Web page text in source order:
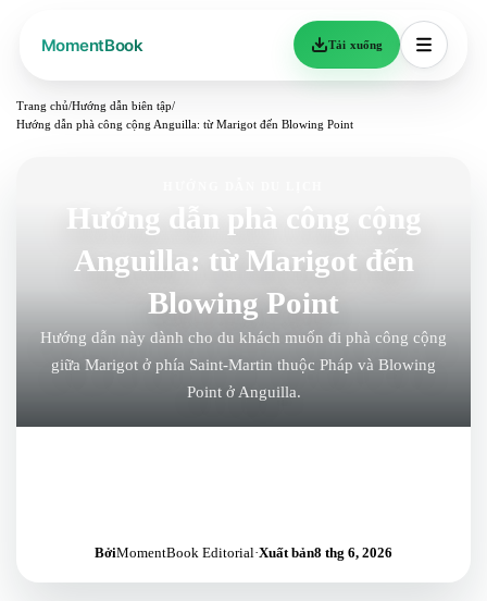
Tải xuống
Trang chủ/Hướng dẫn biên tập/
Hướng dẫn phà công cộng Anguilla: từ Marigot đến Blowing Point
Hướng dẫn phà công cộng
Anguilla: từ Marigot đến
Blowing Point
Hướng dẫn này dành cho du khách muốn đi phà công cộng
giữa Marigot ở phía Saint-Martin thuộc Pháp và Blowing
Point ở Anguilla.
BởiMomentBook Editorial·Xuất bản8 thg 6, 2026